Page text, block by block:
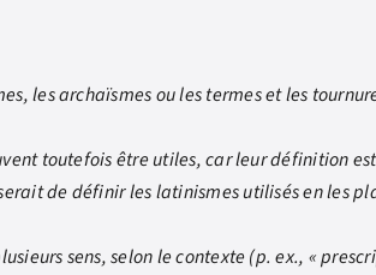
les archaïsmes ou les termes et les
toutefois être utiles, car leur définition
de définir les latinismes utilisés en les
sens, selon le contexte (p. ex., «